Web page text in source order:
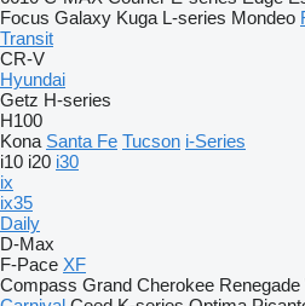
Focus Galaxy Kuga L-series Mondeo
Transit
CR-V
Hyundai
Getz H-series
H100
Kona Santa Fe Tucson i-Series
i10 i20 i30
ix
ix35
Daily
D-Max
F-Pace XF
Compass Grand Cherokee Renegade